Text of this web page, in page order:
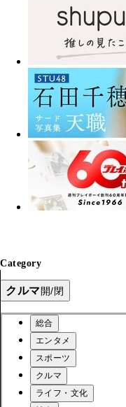
Category
クルマ開/閉
総合
エンタメ
スポーツ
クルマ
ライフ・文化